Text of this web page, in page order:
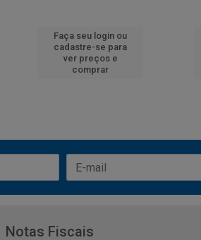
Faça seu login ou
cadastre-se para
ver preços e
comprar
Notas Fiscais